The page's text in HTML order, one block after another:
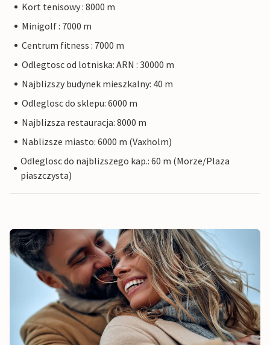
Kort tenisowy : 8000 m
Minigolf : 7000 m
Centrum fitness : 7000 m
Odlegtosc od lotniska: ARN : 30000 m
Najblizszy budynek mieszkalny: 40 m
Odleglosc do sklepu: 6000 m
Najblizsza restauracja: 8000 m
Nablizsze miasto: 6000 m (Vaxholm)
Odleglosc do najblizszego kap.: 60 m (Morze/Plaza
piaszczysta)